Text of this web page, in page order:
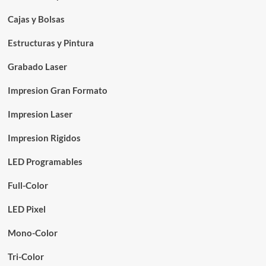
Cajas y Bolsas
Estructuras y Pintura
Grabado Laser
Impresion Gran Formato
Impresion Laser
Impresion Rigidos
LED Programables
Full-Color
LED Pixel
Mono-Color
Tri-Color